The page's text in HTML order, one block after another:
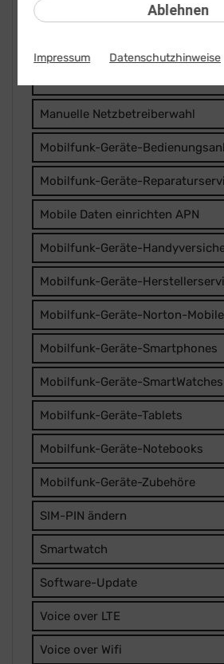
Manuelle Netzbetreiberwahl
Mobilfunk-Geräte-
Mobilfunk-Geräte-
Mobile Daten einrichten APN
Mobilfunk-Geräte-
Mobilfunk-Geräte-
Mobilfunk-Geräte-Norton-
Mobilfunk-Geräte-Smartphones
Mobilfunk-Geräte-SmartWatches
Mobilfunk-Geräte-Tablets
Mobilfunk-Geräte-Notebooks
Mobilfunk-Geräte-Zubehöre
SIM-PIN ändern
Smartwatch
Software-Update
Voice over LTE
Voice over Wifi
Ablehnen
Impressum Datenschutzhinweise